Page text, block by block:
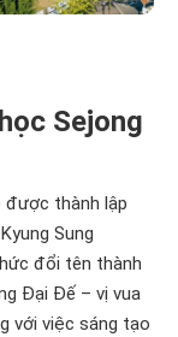
Sejong
được thành lập
Sung
đổi tên thành
Đại Đế – vị vua
với việc sáng tạo